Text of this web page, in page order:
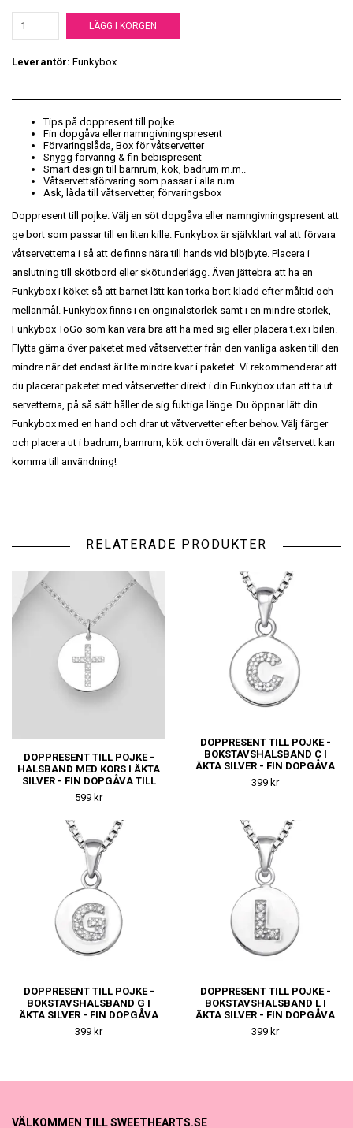
LÄGG I KORGEN
Leverantör: Funkybox
Tips på doppresent till pojke
Fin dopgåva eller namngivningspresent
Förvaringslåda, Box för våtservetter
Snygg förvaring & fin bebispresent
Smart design till barnrum, kök, badrum m.m..
Våtservettsförvaring som passar i alla rum
Ask, låda till våtservetter, förvaringsbox
Doppresent till pojke. Välj en söt dopgåva eller namngivningspresent att
ge bort som passar till en liten kille. Funkybox är självklart val att förvara
våtservetterna i så att de finns nära till hands vid blöjbyte. Placera i
anslutning till skötbord eller skötunderlägg. Även jättebra att ha en
Funkybox i köket så att barnet lätt kan torka bort kladd efter måltid och
mellanmål. Funkybox finns i en originalstorlek samt i en mindre storlek,
Funkybox ToGo som kan vara bra att ha med sig eller placera t.ex i bilen.
Flytta gärna över paketet med våtservetter från den vanliga asken till den
mindre när det endast är lite mindre kvar i paketet. Vi rekommenderar att
du placerar paketet med våtservetter direkt i din Funkybox utan att ta ut
servetterna, på så sätt håller de sig fuktiga länge. Du öppnar lätt din
Funkybox med en hand och drar ut våtvervetter efter behov. Välj färger
och placera ut i badrum, barnrum, kök och överallt där en våtservett kan
komma till användning!
RELATERADE PRODUKTER
DOPPRESENT TILL POJKE -
HALSBAND MED KORS I ÄKTA
SILVER - FIN DOPGÅVA TILL
KILLE
599 kr
DOPPRESENT TILL POJKE -
BOKSTAVSHALSBAND C I
ÄKTA SILVER - FIN DOPGÅVA
TILL KILLE
399 kr
DOPPRESENT TILL POJKE -
BOKSTAVSHALSBAND G I
ÄKTA SILVER - FIN DOPGÅVA
TILL KILLE
399 kr
DOPPRESENT TILL POJKE -
BOKSTAVSHALSBAND L I
ÄKTA SILVER - FIN DOPGÅVA
TILL KILLE
399 kr
VÄLKOMMEN TILL SWEETHEARTS.SE